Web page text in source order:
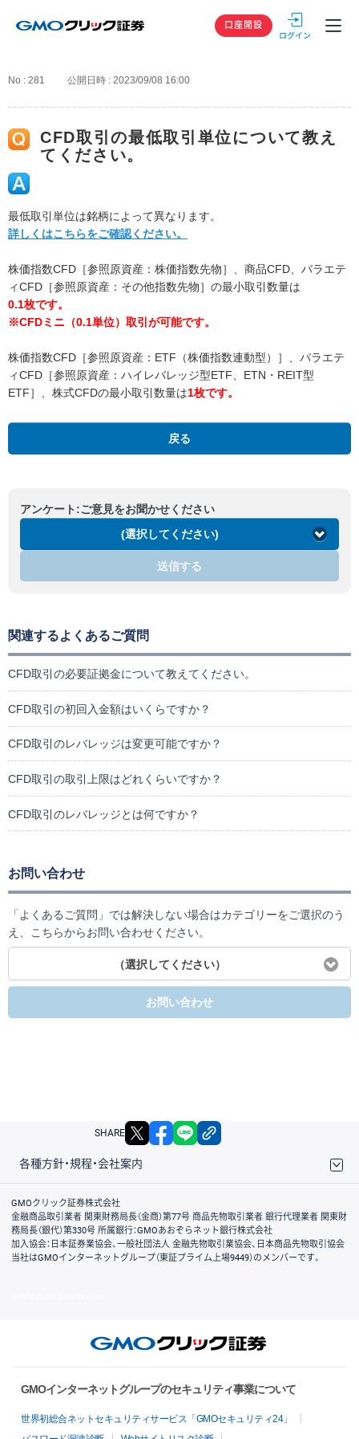
GMOクリック
口座開設
No : 281 公開日時 : 2023/09/08 16:00
CFD取引の最低取引単位について教え
てください。
最低取引単位は銘柄によって異なります。
詳しくはこちらをご確認ください。
株価指数CFD［参照原資産：株価指数先物］、商品CFD、バラエテ
ィCFD［参照原資産：その他指数先物］の最小取引数量は
0.1枚です。
※CFDミニ（0.1単位）取引が可能です。
株価指数CFD［参照原資産：ETF（株価指数連動型）］、バラエテ
ィCFD［参照原資産：ハイレバレッジ型ETF、ETN・REIT型
ETF］、株式CFDの最小取引数量は1枚です。
戻る
アンケート:ご意見をお聞かせください
(選択してください)
送信する
関連するよくあるご質問
CFD取引の必要証拠金について教えてください。
CFD取引の初回入金額はいくらですか？
CFD取引のレバレッジは変更可能ですか？
CFD取引の取引上限はどれくらいですか？
CFD取引のレバレッジとは何ですか？
お問い合わせ
「よくあるご質問」では解決しない場合はカテゴリーをご選択のう
え、こちらからお問い合わせください。
（選択してください）
お問い合わせ
SHARE X facebook
各種方針・規程・会社案内
取引規程・約款
サイトマップ
その他のご案内
個人情報保護方針
最良執行方針
サイトのご利用について
ディスクレイマー
信託保全
リスク説明
会社案内
GMOクリック証券株式会社
金融商品取引業者 関東財務局長（金商）第77号 商品先物取引業者 銀行代理業者 関東財
務局長（銀代）第330号 所属銀行：GMOあおぞらネット銀行株式会社
加入協会：日本証券業協会、一般社団法人 金融先物取引業協会、日本商品先物取引協会
当社はGMOインターネットグループ（東証プライム上場9449）のメンバーです。
GMOインターネットグループのセキュリティ事業について
世界初総合ネットセキュリティサービス「GMOセキュリティ24」